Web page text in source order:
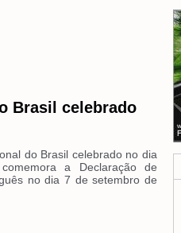
Brasil celebrado
do Brasil celebrado no dia
a Declaração de
no dia 7 de setembro de